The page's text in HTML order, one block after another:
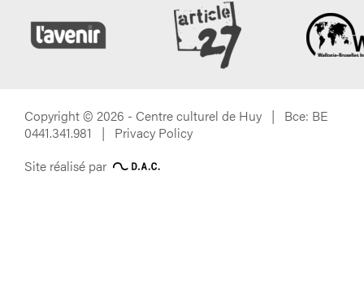
Copyright © 2026 - Centre culturel de Huy | Bce: BE
0441.341.981 | Privacy Policy
Site réalisé par